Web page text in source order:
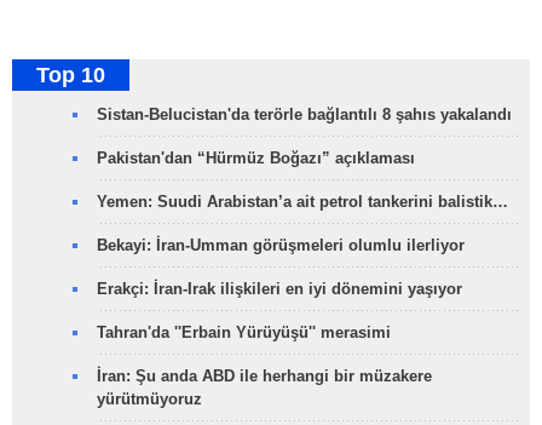
Top 10
Sistan-Belucistan'da terörle bağlantılı 8 şahıs yakalandı
Pakistan'dan “Hürmüz Boğazı” açıklaması
Yemen: Suudi Arabistan’a ait petrol tankerini balistik…
Bekayi: İran-Umman görüşmeleri olumlu ilerliyor
Erakçi: İran-Irak ilişkileri en iyi dönemini yaşıyor
Tahran'da ''Erbain Yürüyüşü'' merasimi
İran: Şu anda ABD ile herhangi bir müzakere
yürütmüyoruz